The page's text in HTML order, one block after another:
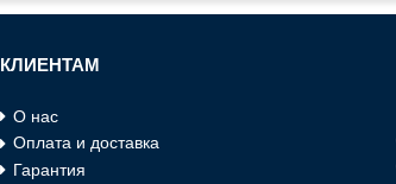
КЛИЕНТАМ
О нас
Оплата и доставка
Гарантия